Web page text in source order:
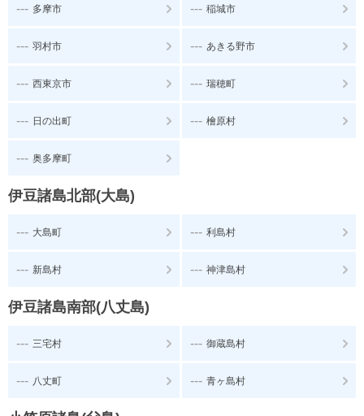
--- 多摩市 --- 稲城市
--- 羽村市 --- あきる野市
--- 西東京市 --- 瑞穂町
--- 日の出町 --- 檜原村
--- 奥多摩町
伊豆諸島北部(大島)
--- 大島町 --- 利島村
--- 新島村 --- 神津島村
伊豆諸島南部(八丈島)
--- 三宅村 --- 御蔵島村
--- 八丈町 --- 青ヶ島村